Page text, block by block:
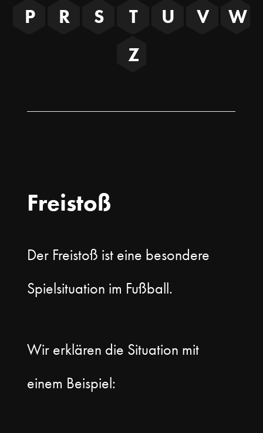
P
R S T U V
W
Z
Freistoß
Der Freistoß ist eine besondere
Spielsituation im Fußball.
Wir erklären die Situation mit
einem Beispiel: